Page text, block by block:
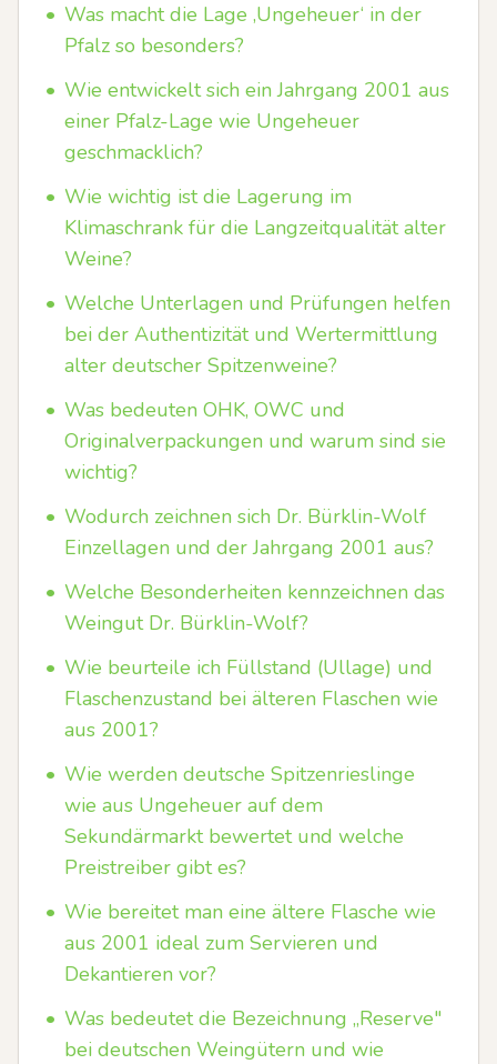
• Was macht die Lage ‚Ungeheuer‘ in der
Pfalz so besonders?
• Wie entwickelt sich ein Jahrgang 2001 aus
einer Pfalz-Lage wie Ungeheuer
geschmacklich?
• Wie wichtig ist die Lagerung im
Klimaschrank für die Langzeitqualität alter
Weine?
• Welche Unterlagen und Prüfungen helfen
bei der Authentizität und Wertermittlung
alter deutscher Spitzenweine?
• Was bedeuten OHK, OWC und
Originalverpackungen und warum sind sie
wichtig?
• Wodurch zeichnen sich Dr. Bürklin-Wolf
Einzellagen und der Jahrgang 2001 aus?
• Welche Besonderheiten kennzeichnen das
Weingut Dr. Bürklin-Wolf?
• Wie beurteile ich Füllstand (Ullage) und
Flaschenzustand bei älteren Flaschen wie
aus 2001?
• Wie werden deutsche Spitzenrieslinge
wie aus Ungeheuer auf dem
Sekundärmarkt bewertet und welche
Preistreiber gibt es?
• Wie bereitet man eine ältere Flasche wie
aus 2001 ideal zum Servieren und
Dekantieren vor?
• Was bedeutet die Bezeichnung „Reserve"
bei deutschen Weingütern und wie